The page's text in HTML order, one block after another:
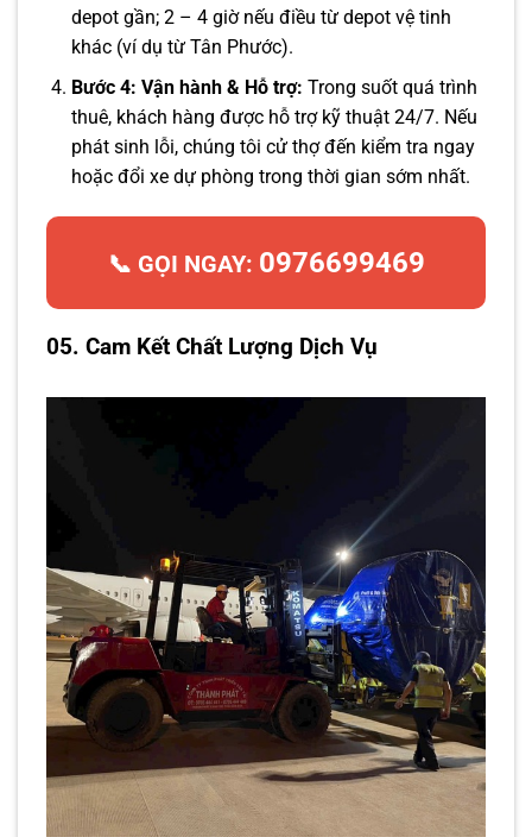
depot gần; 2 – 4 giờ nếu điều từ depot vệ tinh
khác (ví dụ từ Tân Phước).
Bước 4: Vận hành & Hỗ trợ: Trong suốt quá trình
thuê, khách hàng được hỗ trợ kỹ thuật 24/7. Nếu
phát sinh lỗi, chúng tôi cử thợ đến kiểm tra ngay
hoặc đổi xe dự phòng trong thời gian sớm nhất.
📞 GỌI NGAY: 0976699469
05. Cam Kết Chất Lượng Dịch Vụ